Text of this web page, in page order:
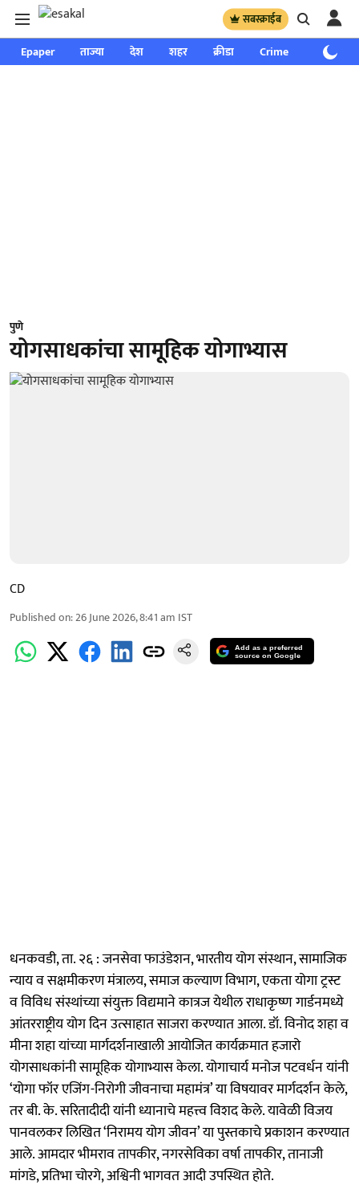
सबस्क्राईब
Epaper ताज्या देश शहर क्रीडा Crime साप्ताहिक
पुणे
योगसाधकांचा सामूहिक योगाभ्यास
CD
Published on:26 June 2026, 8:41 am IST
Add as a preferred
source on Google
धनकवडी, ता. २६ : जनसेवा फाउंडेशन, भारतीय योग संस्थान, सामाजिक
न्याय व सक्षमीकरण मंत्रालय, समाज कल्याण विभाग, एकता योगा ट्रस्ट
व विविध संस्थांच्या संयुक्त विद्यमाने कात्रज येथील राधाकृष्ण गार्डनमध्ये
आंतरराष्ट्रीय योग दिन उत्साहात साजरा करण्यात आला. डॉ. विनोद शहा व
मीना शहा यांच्या मार्गदर्शनाखाली आयोजित कार्यक्रमात हजारो
योगसाधकांनी सामूहिक योगाभ्यास केला. योगाचार्य मनोज पटवर्धन यांनी
‘योगा फॉर एजिंग-निरोगी जीवनाचा महामंत्र’ या विषयावर मार्गदर्शन केले,
तर बी. के. सरितादीदी यांनी ध्यानाचे महत्त्व विशद केले. यावेळी विजय
पानवलकर लिखित ‘निरामय योग जीवन’ या पुस्तकाचे प्रकाशन करण्यात
आले. आमदार भीमराव तापकीर, नगरसेविका वर्षा तापकीर, तानाजी
मांगडे, प्रतिभा चोरगे, अश्विनी भागवत आदी उपस्थित होते.